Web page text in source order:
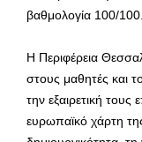
βαθμολογία 100/100.
Η Περιφέρεια
στους μαθητές και
την εξαιρετική
ευρωπαϊκό χάρτη